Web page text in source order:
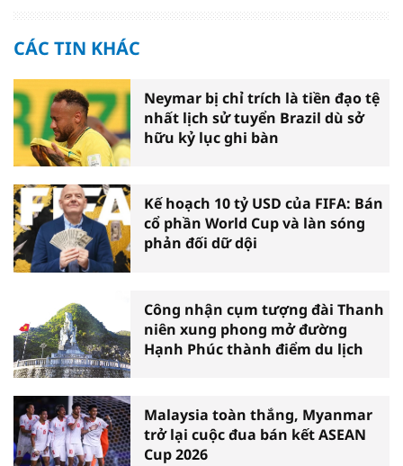
CÁC TIN KHÁC
Neymar bị chỉ trích là tiền đạo tệ
nhất lịch sử tuyển Brazil dù sở
hữu kỷ lục ghi bàn
Kế hoạch 10 tỷ USD của FIFA: Bán
cổ phần World Cup và làn sóng
phản đối dữ dội
Công nhận cụm tượng đài Thanh
niên xung phong mở đường
Hạnh Phúc thành điểm du lịch
Malaysia toàn thắng, Myanmar
trở lại cuộc đua bán kết ASEAN
Cup 2026